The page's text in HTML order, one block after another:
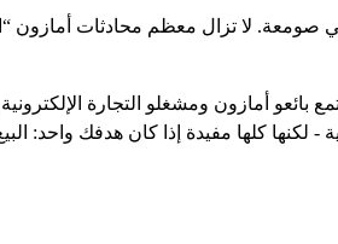
صومعة. لا تزال معظم محادثات أمازون
أمازون ومشغلو التجارة
لكنها كلها مفيدة إذا كان هدفك واحد: